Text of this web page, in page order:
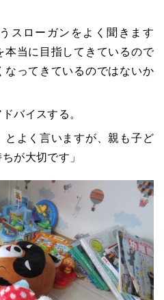
スローガンをよく聞きます
本当に目指してきているので
なってきているのではないか
バイスする。
とよく言いますが、親も子ど
が大切です」